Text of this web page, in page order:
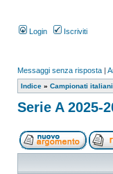
Login Iscriviti
Messaggi senza risposta |
Indice » Campionati italiani
Serie A 2025-